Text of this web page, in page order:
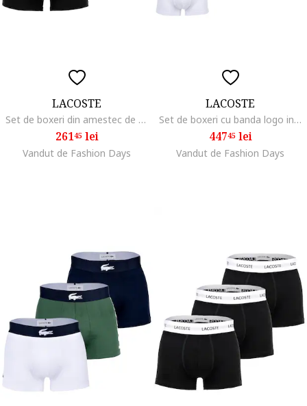
LACOSTE
Set de boxeri din amestec de bumbac cu logo - 3 perechi, Negru
26145lei
Vandut de Fashion Days
LACOSTE
Set de boxeri cu banda logo in talie - 6 perechi, Alb/Negru/Gri
44745lei
Vandut de Fashion Days